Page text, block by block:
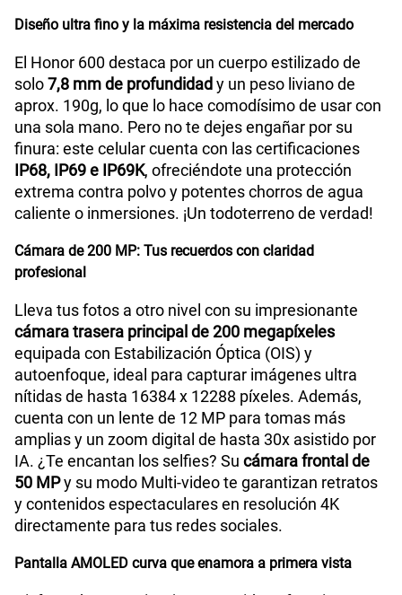
Diseño ultra fino y la máxima resistencia del mercado
El Honor 600 destaca por un cuerpo estilizado de
solo7,8 mm de profundidad y un peso liviano de
aprox. 190g, lo que lo hace comodísimo de usar con
una sola mano. Pero no te dejes engañar por su
finura: este celular cuenta con las certificaciones
IP68, IP69 e IP69K, ofreciéndote una protección
extrema contra polvo y potentes chorros de agua
caliente o inmersiones. ¡Un todoterreno de verdad!
Cámara de 200 MP: Tus recuerdos con claridad
profesional
Lleva tus fotos a otro nivel con su impresionante
cámara trasera principal de 200 megapíxeles
equipada con Estabilización Óptica (OIS) y
autoenfoque, ideal para capturar imágenes ultra
nítidas de hasta 16384 x 12288 píxeles. Además,
cuenta con un lente de 12 MP para tomas más
amplias y un zoom digital de hasta 30x asistido por
IA. ¿Te encantan los selfies? Su cámara frontal de
50 MPy su modo Multi-video te garantizan retratos
y contenidos espectaculares en resolución 4K
directamente para tus redes sociales.
Pantalla AMOLED curva que enamora a primera vista